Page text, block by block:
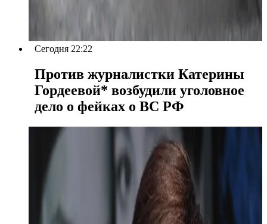
Сегодня 22:22
Против журналистки Катерины
Гордеевой* возбудили уголовное
дело о фейках о ВС РФ